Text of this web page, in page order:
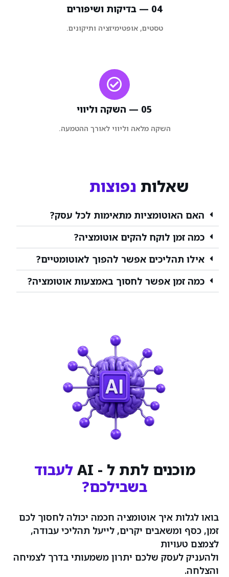
04 — בדיקות ושיפורים
טסטים, אופטימיזציה ותיקונים.
05 — השקה וליווי
השקה מלאה וליווי לאורך ההטמעה.
מוכנים לתת ל - AI
לעבוד
בשבילכם?
בואו לגלות איך אוטומציה חכמה יכולה לחסוך לכם
זמן, כסף ומשאבים יקרים, לייעל תהליכי עבודה,
לצמצם טעויות
ולהעניק לעסק שלכם יתרון משמעותי בדרך לצמיחה
והצלחה.
שאלות נפוצות
האם האוטומציות מתאימות לכל עסק?
כמה זמן לוקח להקים אוטומציה?
אילו תהליכים אפשר להפוך לאוטומטיים?
כמה זמן אפשר לחסוך באמצעות אוטומציה?